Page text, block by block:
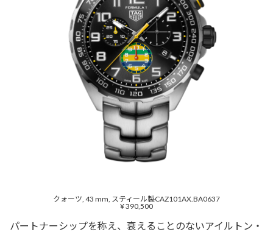
クォーツ, 43 mm, スティール製CAZ101AX.BA0637
¥ 390,500
パートナーシップを称え、衰えることのないアイルトン・